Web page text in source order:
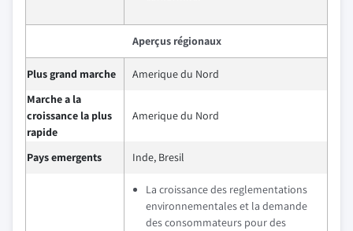
Aperçus régionaux
Plus grand marche
Amerique du Nord
Marche a la
croissance la plus
rapide
Amerique du Nord
Pays emergents Inde, Bresil
La croissance des reglementations
environnementales et la demande
des consommateurs pour des